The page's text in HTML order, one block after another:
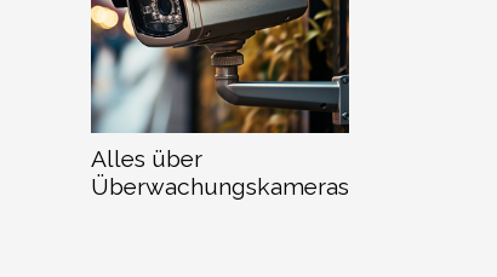
Alles über
Überwachungskameras